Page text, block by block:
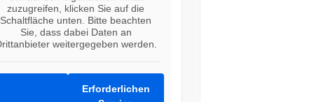
zuzugreifen, klicken Sie auf die
Schaltfläche unten. Bitte beachten
Sie, dass dabei Daten an
weitergegeben werden.
Erforderlichen